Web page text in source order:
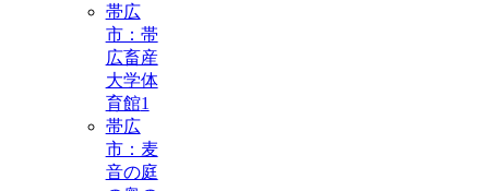
帯広
市：帯
広畜産
大学体
育館1
帯広
市：麦
音の庭